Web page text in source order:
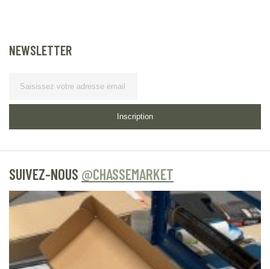
NEWSLETTER
Inscription
SUIVEZ-NOUS @CHASSEMARKET